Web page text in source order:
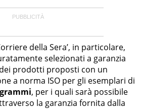
della Sera’, in particolare,
selezionati a garanzia
prodotti proposti con un
a norma ISO per gli esemplari di
, per i quali sarà possibile
la garanzia fornita dalla